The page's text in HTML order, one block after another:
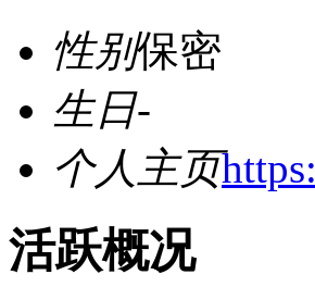
性别保密
生日-
个人主页
活跃概况